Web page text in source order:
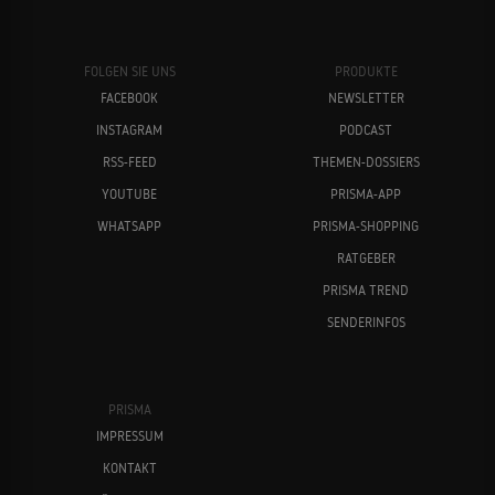
FOLGEN SIE UNS
FACEBOOK
INSTAGRAM
RSS-FEED
YOUTUBE
WHATSAPP
PRODUKTE
NEWSLETTER
PODCAST
THEMEN-DOSSIERS
PRISMA-APP
PRISMA-SHOPPING
RATGEBER
PRISMA TREND
SENDERINFOS
PRISMA
IMPRESSUM
KONTAKT